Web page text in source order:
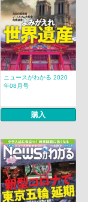
ニュースがわかる 2020
年08月号
購入